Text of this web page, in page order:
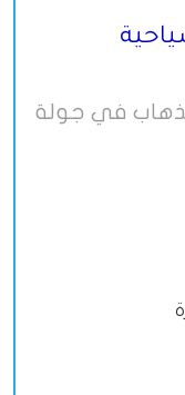
في جولة